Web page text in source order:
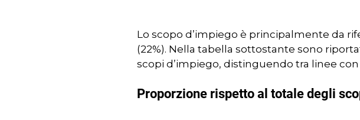
Lo scopo d’impiego è principalmente da
(22%). Nella tabella sottostante sono
scopi d’impiego, distinguendo tra linee